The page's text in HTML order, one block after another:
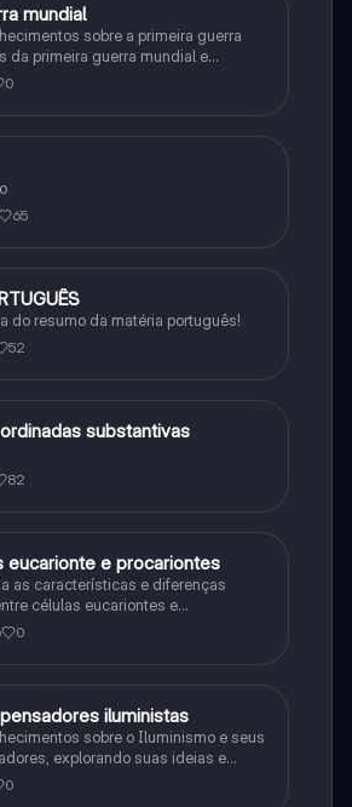
mundial
sobre a primeira guerra
da primeira guerra mundial e
Primeira Guerra Mundial, fases da
0
65
do resumo da matéria português!
52
substantivas
82
eucarionte e procariontes
as características e diferenças
células eucariontes e
0
iluministas
sobre o Iluminismo e seus
explorando suas ideias e
0